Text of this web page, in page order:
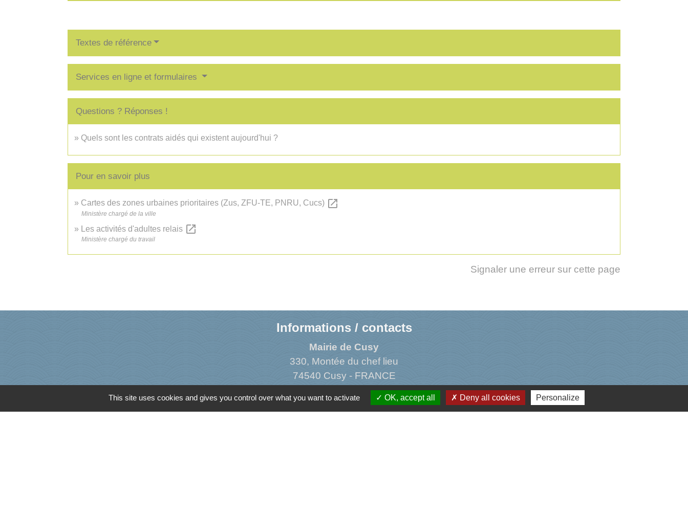
Textes de référence
Services en ligne et formulaires
Questions ? Réponses !
Quels sont les contrats aidés qui existent aujourd'hui ?
Pour en savoir plus
Cartes des zones urbaines prioritaires (Zus, ZFU-TE, PNRU, Cucs) open_in_new
Ministère chargé de la ville
Les activités d'adultes relais open_in_new
Ministère chargé du travail
Signaler une erreur sur cette page
Informations / contacts
Mairie de Cusy
330, Montée du chef lieu
74540 Cusy - FRANCE
+33 4 50 52 50 48
Contact par formulaire
This site uses cookies and gives you control over what you want to activate OK, accept all Deny all cookies Personalize